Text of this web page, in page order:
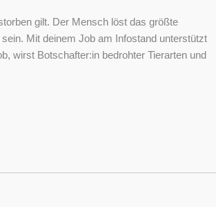
gilt. Der Mensch löst das größte
Mit deinem Job am Infostand unterstützt
wirst Botschafter:in bedrohter Tierarten und